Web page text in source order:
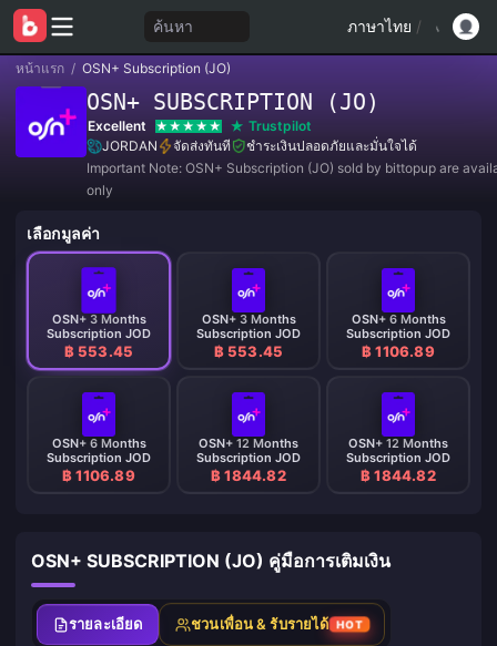
ค้นหา ภาษาไทย /
หน้าแรก / OSN+ Subscription (JO)
OSN+ SUBSCRIPTION (JO)
Excellent
Trustpilot
JORDAN
จัดส่งทันที
ชำระเงินปลอดภัยและมั่นใจได้
Important Note: OSN+ Subscription (JO) sold by bittopup are
only
เลือกมูลค่า
OSN+ 3 Months
Subscription JOD
฿ 553.45
OSN+ 3 Months
Subscription JOD
฿ 553.45
OSN+ 6 Months
Subscription JOD
฿ 1106.89
OSN+ 6 Months
Subscription JOD
฿ 1106.89
OSN+ 12 Months
Subscription JOD
฿ 1844.82
OSN+ 12 Months
Subscription JOD
฿ 1844.82
OSN+ SUBSCRIPTION (JO) คู่มือการเติมเงิน
รายละเอียด ชวนเพื่อน & รับรายได้ HOT